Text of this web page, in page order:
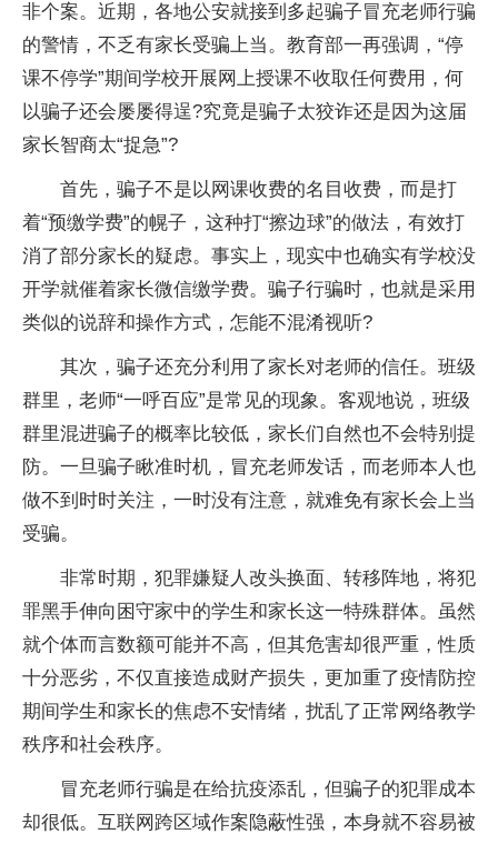
非个案。近期，各地公安就接到多起骗子冒充老师行骗
的警情，不乏有家长受骗上当。教育部一再强调，“停
课不停学”期间学校开展网上授课不收取任何费用，何
以骗子还会屡屡得逞?究竟是骗子太狡诈还是因为这届
家长智商太“捉急”?
首先，骗子不是以网课收费的名目收费，而是打
着“预缴学费”的幌子，这种打“擦边球”的做法，有效打
消了部分家长的疑虑。事实上，现实中也确实有学校没
开学就催着家长微信缴学费。骗子行骗时，也就是采用
类似的说辞和操作方式，怎能不混淆视听?
其次，骗子还充分利用了家长对老师的信任。班级
群里，老师“一呼百应”是常见的现象。客观地说，班级
群里混进骗子的概率比较低，家长们自然也不会特别提
防。一旦骗子瞅准时机，冒充老师发话，而老师本人也
做不到时时关注，一时没有注意，就难免有家长会上当
受骗。
非常时期，犯罪嫌疑人改头换面、转移阵地，将犯
罪黑手伸向困守家中的学生和家长这一特殊群体。虽然
就个体而言数额可能并不高，但其危害却很严重，性质
十分恶劣，不仅直接造成财产损失，更加重了疫情防控
期间学生和家长的焦虑不安情绪，扰乱了正常网络教学
秩序和社会秩序。
冒充老师行骗是在给抗疫添乱，但骗子的犯罪成本
却很低。互联网跨区域作案隐蔽性强，本身就不容易被